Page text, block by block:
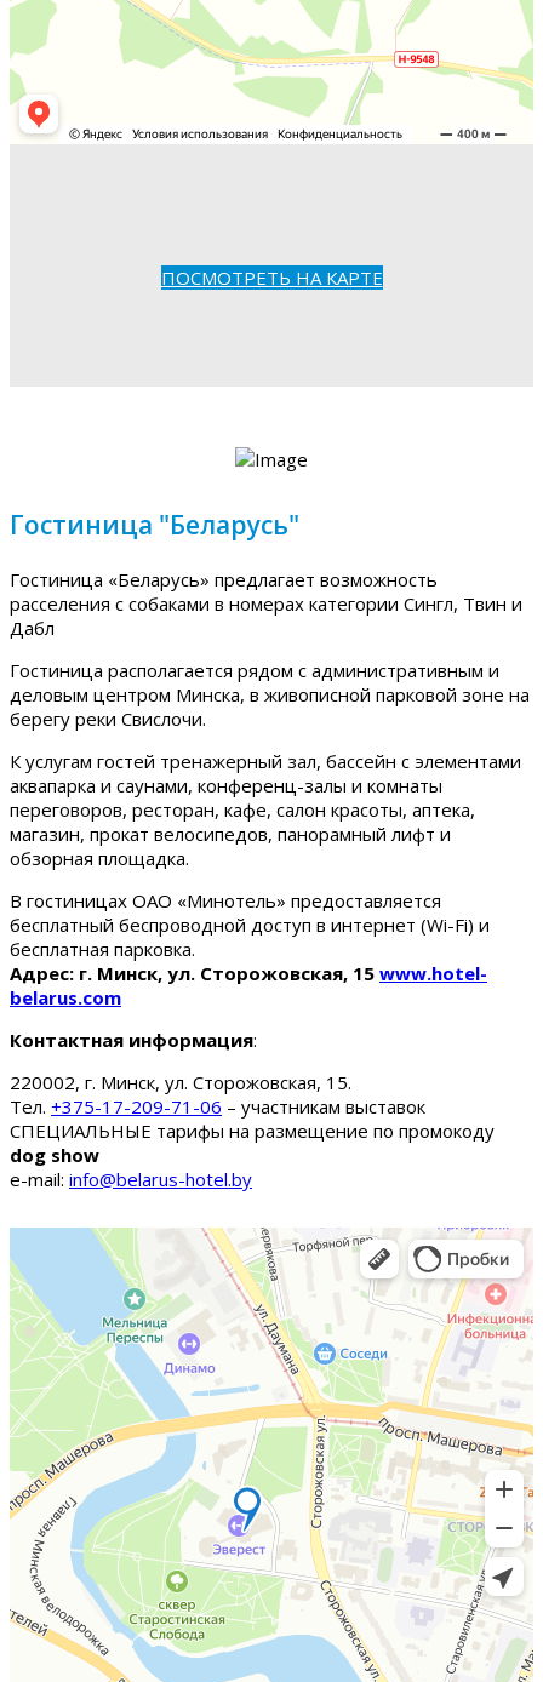
ПОСМОТРЕТЬ НА КАРТЕ
Гостиница "Беларусь"
Гостиница «Беларусь» предлагает возможность
расселения с собаками в номерах категории Сингл, Твин и
Дабл
Гостиница располагается рядом с административным и
деловым центром Минска, в живописной парковой зоне на
берегу реки Свислочи.
К услугам гостей тренажерный зал, бассейн с элементами
аквапарка и саунами, конференц-залы и комнаты
переговоров, ресторан, кафе, салон красоты, аптека,
магазин, прокат велосипедов, панорамный лифт и
обзорная площадка.
В гостиницах ОАО «Минотель» предоставляется
бесплатный беспроводной доступ в интернет (Wi-Fi) и
бесплатная парковка.
Адрес: г. Минск, ул. Сторожовская, 15 www.hotel-
belarus.com
Контактная информация:
220002, г. Минск, ул. Сторожовская, 15.
Тел. +375-17-209-71-06 – участникам выставок
СПЕЦИАЛЬНЫЕ тарифы на размещение по промокоду
dog show
e-mail: info@belarus-hotel.by